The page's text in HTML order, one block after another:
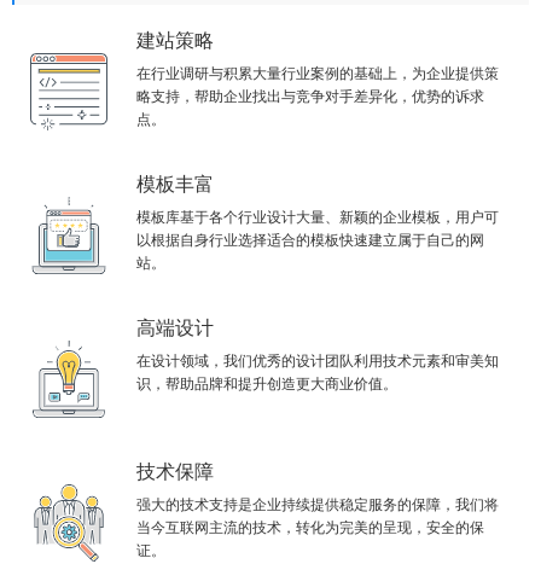
建站策略
在行业调研与积累大量行业案例的基础上，为企业提供策
略支持，帮助企业找出与竞争对手差异化，优势的诉求
点。
模板丰富
模板库基于各个行业设计大量、新颖的企业模板，用户可
以根据自身行业选择适合的模板快速建立属于自己的网
站。
高端设计
在设计领域，我们优秀的设计团队利用技术元素和审美知
识，帮助品牌和提升创造更大商业价值。
技术保障
强大的技术支持是企业持续提供稳定服务的保障，我们将
当今互联网主流的技术，转化为完美的呈现，安全的保
证。